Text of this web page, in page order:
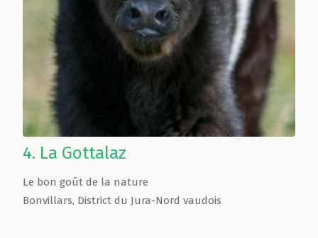
4. La Gottalaz
Le bon goût de la nature
Bonvillars, District du Jura-Nord vaudois